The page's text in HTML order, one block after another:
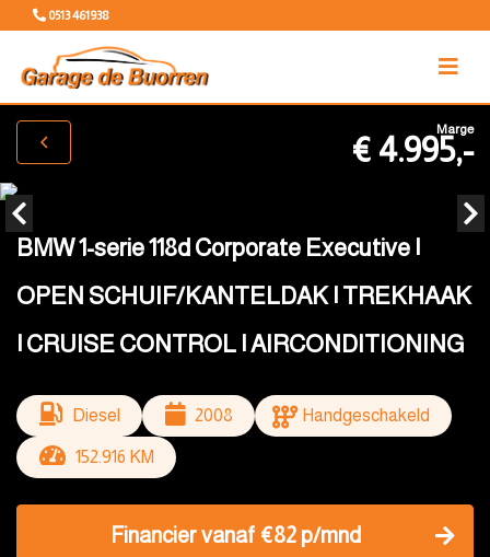
0513 461938
Marge
€ 4.995,-
BMW 1-serie 118d Corporate Executive |
OPEN SCHUIF/KANTELDAK | TREKHAAK
| CRUISE CONTROL | AIRCONDITIONING
Diesel 2008 Handgeschakeld
152.916 KM
Financier vanaf €82 p/mnd